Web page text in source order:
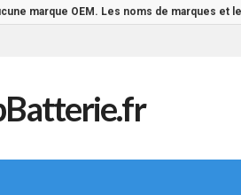
marque OEM. Les noms de marques